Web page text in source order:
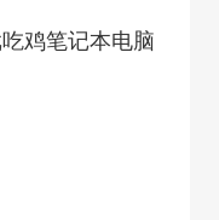
鸡笔记本电脑